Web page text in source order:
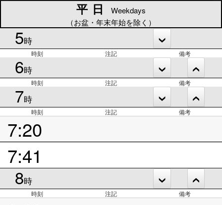
平日
Weekdays
（お盆・年末年始を除く）
5時
時刻 注記 備考
6時
時刻 注記 備考
7時
時刻 注記 備考
7:20
7:41
8時
時刻 注記 備考